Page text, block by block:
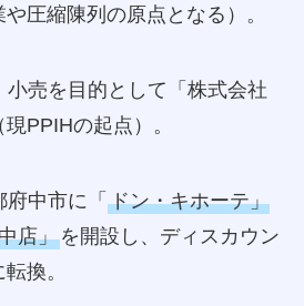
圧縮陳列の原点となる）。
小売を目的として「株式会社
PPIHの起点）。
中市に「 ドン・キホーテ」
店」を開設し、ディスカウン
換。